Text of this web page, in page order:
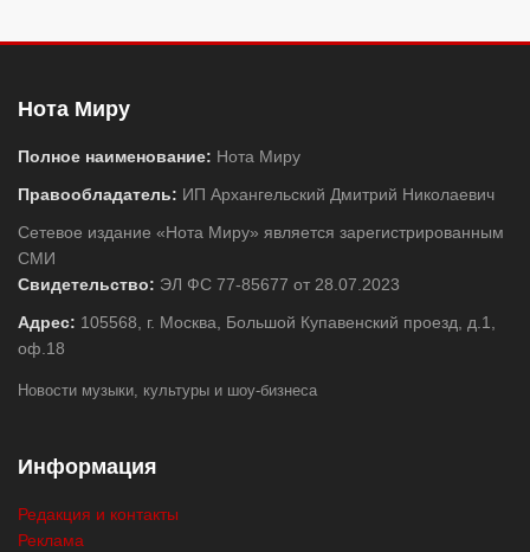
Нота Миру
Полное наименование: Нота Миру
Правообладатель: ИП Архангельский Дмитрий Николаевич
Сетевое издание «Нота Миру» является зарегистрированным
СМИ
Свидетельство: ЭЛ ФС 77-85677 от 28.07.2023
Адрес: 105568, г. Москва, Большой Купавенский проезд, д.1,
оф.18
Новости музыки, культуры и шоу-бизнеса
Информация
Редакция и контакты
Реклама